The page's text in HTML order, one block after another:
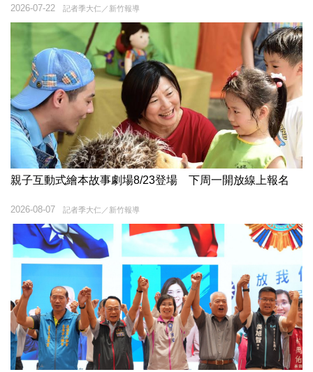
記者季大仁／新竹報導
2026-07-22
親子互動式繪本故事劇場8/23登場 下周一開放線上報名
記者季大仁／新竹報導
2026-08-07